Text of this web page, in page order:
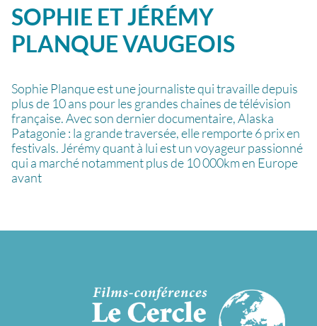
SOPHIE ET JÉRÉMY
PLANQUE VAUGEOIS
Sophie Planque est une journaliste qui travaille depuis
plus de 10 ans pour les grandes chaines de télévision
française. Avec son dernier documentaire, Alaska
Patagonie : la grande traversée, elle remporte 6 prix en
festivals. Jérémy quant à lui est un voyageur passionné
qui a marché notamment plus de 10 000km en Europe
avant